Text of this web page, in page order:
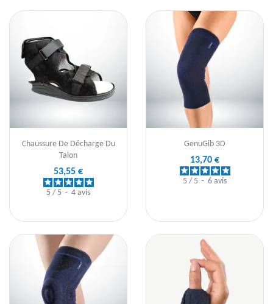
Chaussure De Décharge Du
Talon
53,55 €
5 / 5 - 4 avis
GenuGib 3D
13,70 €
5 / 5 - 6 avis